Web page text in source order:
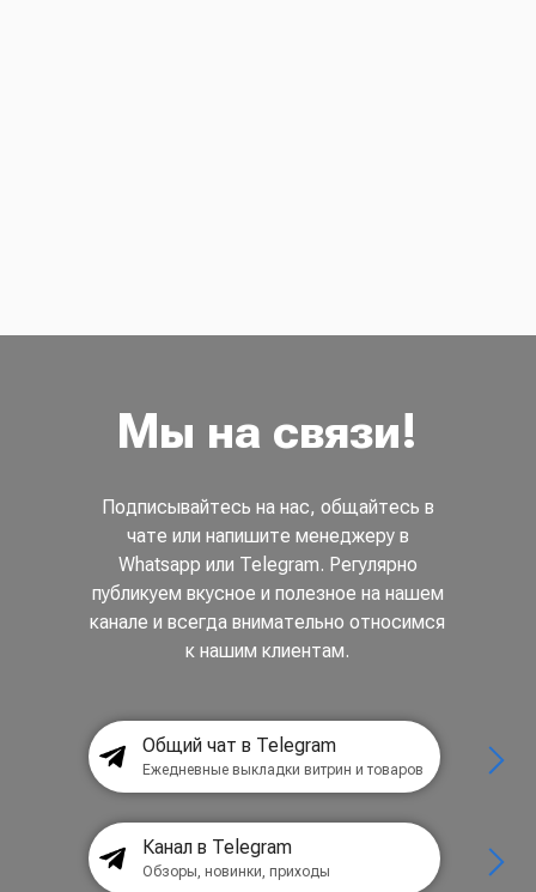
Мы на связи!
Подписывайтесь на нас, общайтесь в
чате или напишите менеджеру в
Whatsapp или Telegram. Регулярно
публикуем вкусное и полезное на нашем
канале и всегда внимательно относимся
к нашим клиентам.
Общий чат в Telegram
Ежедневные выкладки витрин и товаров
Канал в Telegram
Обзоры, новинки, приходы